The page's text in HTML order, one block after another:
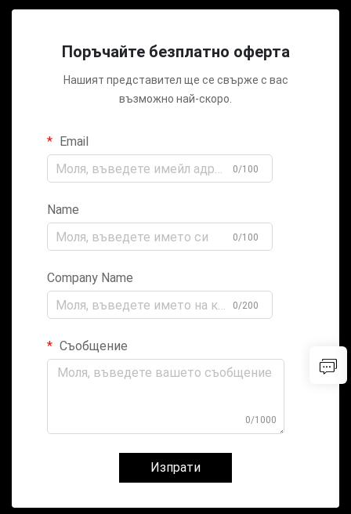
Поръчайте безплатно оферта
Нашият представител ще се свърже с вас
възможно най-скоро.
Email
0/100
Name
0/100
Company Name
0/200
Съобщение
0/1000
Изпрати